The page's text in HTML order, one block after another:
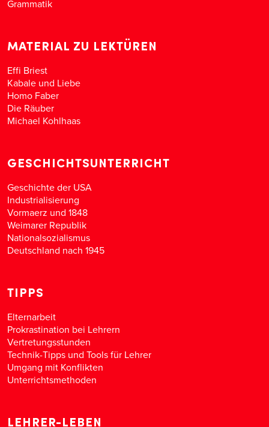
Grammatik
MATERIAL ZU LEKTÜREN
Effi Briest
Kabale und Liebe
Homo Faber
Die Räuber
Michael Kohlhaas
GESCHICHTSUNTERRICHT
Geschichte der USA
Industrialisierung
Vormaerz und 1848
Weimarer Republik
Nationalsozialismus
Deutschland nach 1945
TIPPS
Elternarbeit
Prokrastination bei Lehrern
Vertretungsstunden
Technik-Tipps und Tools für Lehrer
Umgang mit Konflikten
Unterrichtsmethoden
LEHRER-LEBEN